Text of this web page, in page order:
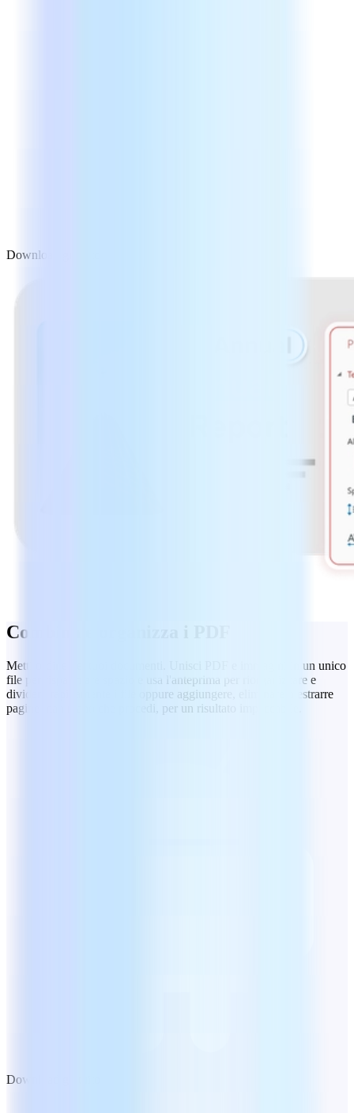
Download gratuito
Combina e organizza i PDF
Metti ordine nei tuoi documenti. Unisci PDF e immagini in un unico
file per risparmiare spazio e usa l'anteprima per riorganizzare e
dividere rapidamente i file oppure aggiungere, eliminare o estrarre
pagine man mano che procedi, per un risultato impeccabile.
Download gratuito